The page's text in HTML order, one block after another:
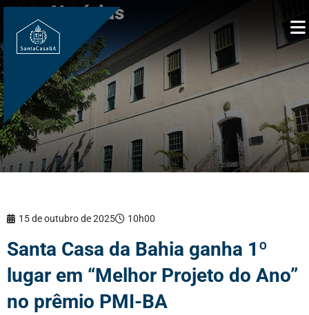
Notícias
15 de outubro de 2025 10h00
Santa Casa da Bahia ganha 1º
lugar em “Melhor Projeto do Ano”
no prêmio PMI-BA